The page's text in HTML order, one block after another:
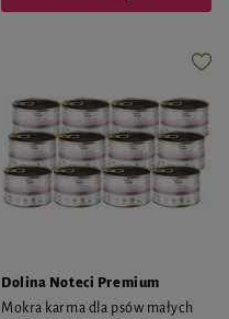
Dolina Noteci Premium
Mokra karma dla psów małych